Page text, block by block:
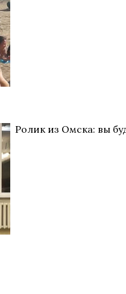
Ролик из Омска: вы